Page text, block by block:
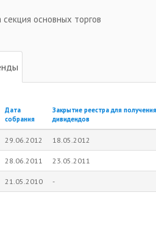
основных торгов
Дата
собрания
Закрытие реестра для получения
дивидендов
29.06.2012 18.05.2012
28.06.2011 23.05.2011
21.05.2010 -